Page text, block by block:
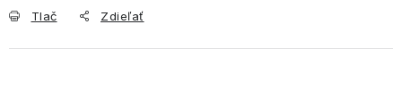
Tlač Zdieľať